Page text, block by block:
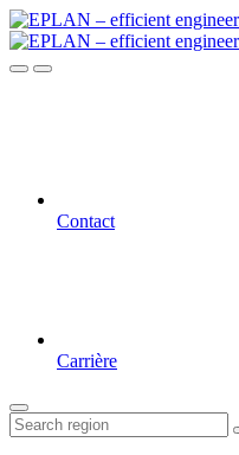
Contact
Carrière